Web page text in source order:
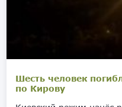
Шесть человек
по Кирову